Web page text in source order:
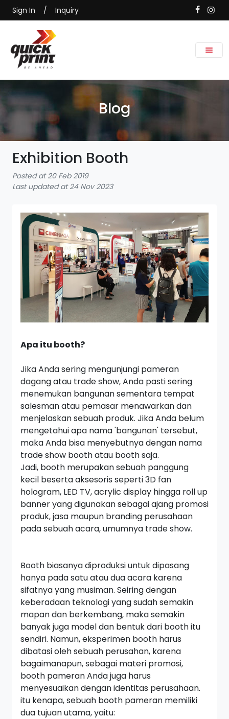
Sign In / Inquiry
Blog
Exhibition Booth
Posted at 20 Feb 2019
Last updated at 24 Nov 2023
Apa itu booth?
Jika Anda sering mengunjungi pameran
dagang atau trade show,Anda pasti sering
menemukan bangunan sementara tempat
salesmanatau pemasar menawarkan dan
menjelaskan sebuah produk. Jika Anda belum
mengetahui apa nama 'bangunan' tersebut,
maka Anda bisa menyebutnya dengan nama
trade show boothatau boothsaja.
Jadi, booth merupakan sebuah panggung
kecil beserta aksesoris seperti3D fan
hologram, LED TV, acrylic display hingga roll up
banneryang digunakan sebagai ajang promosi
produk, jasa maupun branding perusahaan
pada sebuah acara, umumnya trade show.
Booth biasanya diproduksi untuk dipasang
hanya pada satu atau dua acara karena
sifatnya yang musiman. Seiring dengan
keberadaan teknologi yang sudah semakin
mapan dan berkembang, maka semakin
banyak juga model dan bentuk dari boothitu
sendiri. Namun, eksperimen booth harus
dibatasi oleh sebuah perusahan, karena
bagaimanapun, sebagai materi promosi,
booth pameran Anda juga harus
menyesuaikan dengan identitas perusahaan.
itu kenapa, sebuah booth pameran memiliki
dua tujuan utama, yaitu: